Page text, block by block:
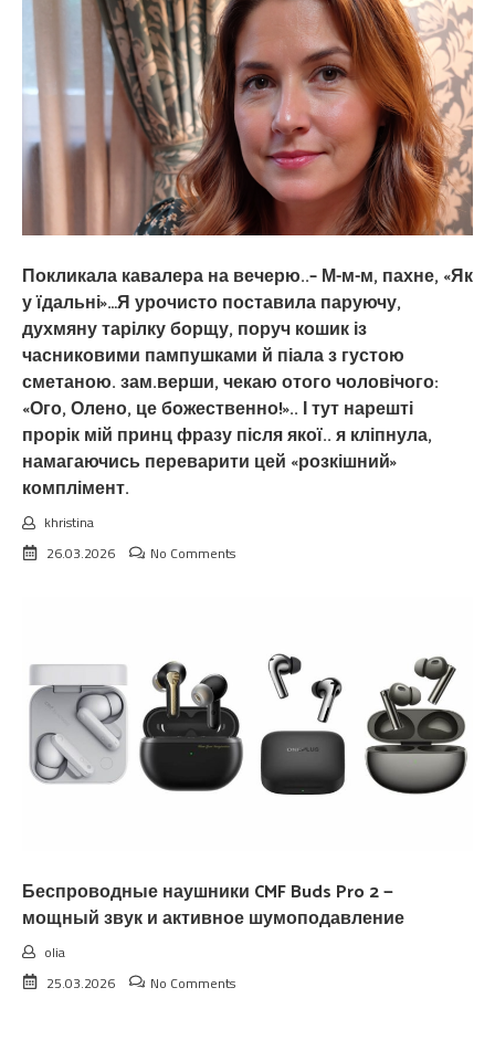
Покликала кавалера на вечерю..– М-м-м, пахне, «Як
у їдальні»…Я урочисто поставила паруючу,
духмяну тарілку борщу, поруч кошик із
часниковими пампушками й піала з густою
сметаною. зам.верши, чекаю отого чоловічого:
«Ого, Олено, це божественно!».. І тут нарешті
прорік мій принц фразу після якої.. я кліпнула,
намагаючись переварити цей «розкішний»
комплімент.
khristina
26.03.2026
No Comments
Беспроводные наушники CMF Buds Pro 2 —
мощный звук и активное шумоподавление
olia
25.03.2026
No Comments